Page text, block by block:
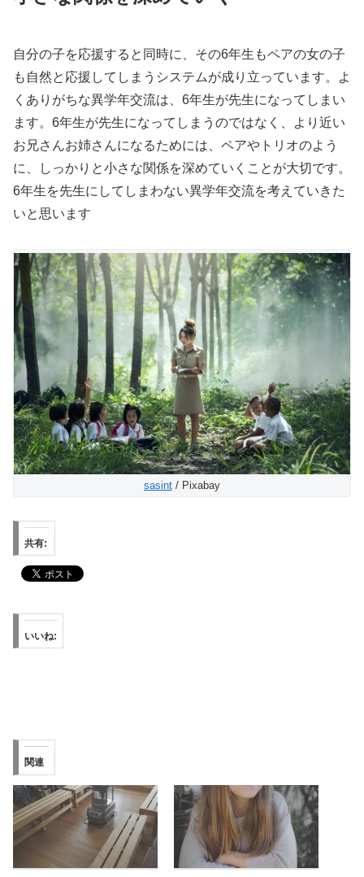
自分の子を応援すると同時に、その6年生もペアの女の子
も自然と応援してしまうシステムが成り立っています。よ
くありがちな異学年交流は、6年生が先生になってしまい
ます。6年生が先生になってしまうのではなく、より近い
お兄さんお姉さんになるためには、ペアやトリオのよう
に、しっかりと小さな関係を深めていくことが大切です。
6年生を先生にしてしまわない異学年交流を考えていきた
いと思います
sasint / Pixabay
共有:
いいね:
関連